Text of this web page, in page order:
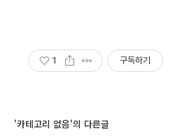
1 구독하기
'카테고리 없음'의 다른글